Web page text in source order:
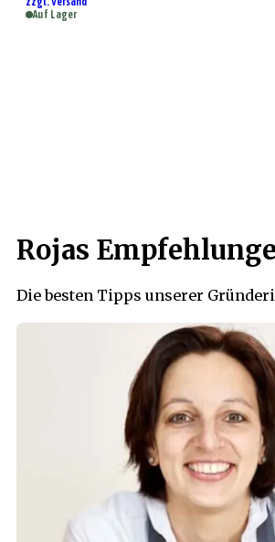
Auf Lager
Rojas
Die besten Tipps unserer